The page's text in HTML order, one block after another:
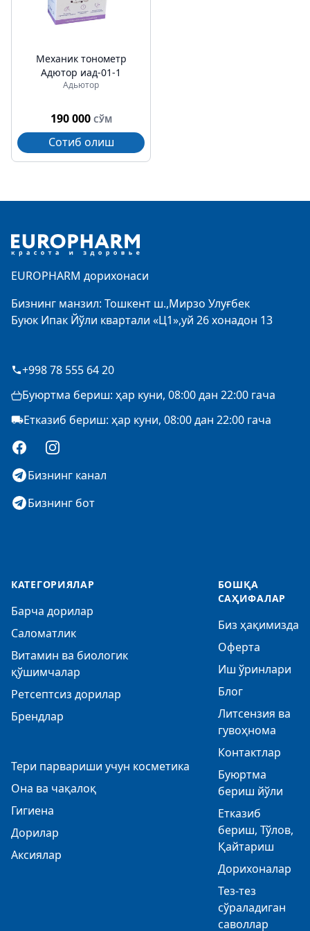
Механик тонометр
Адютор иад-01-1
Адьютор
190 000 СЎМ
Сотиб олиш
EUROPHARM дорихонаси
Бизнинг манзил: Тошкент ш.,Мирзо Улуғбек
Буюк Ипак Йўли квартали «Ц1»,уй 26 хонадон 13
+998 78 555 64 20
Буюртма бериш: ҳар куни, 08:00 дан 22:00 гача
Етказиб бериш: ҳар куни, 08:00 дан 22:00 гача
FacebookInstagram
Бизнинг канал
Бизнинг бот
КАТЕГОРИЯЛАР
Барча дорилар
Саломатлик
Витамин ва биологик
қўшимчалар
Ретсептсиз дорилар
Брендлар
Тери парвариши учун косметика
Она ва чақалоқ
Гигиена
Дорилар
Аксиялар
БОШҚА
САҲИФАЛАР
Биз ҳақимизда
Оферта
Иш ўринлари
Блог
Литсензия ва
гувоҳнома
Контактлар
Буюртма
бериш йўли
Етказиб
бериш, Тўлов,
Қайтариш
Дорихоналар
Тез-тез
сўраладиган
саволлар